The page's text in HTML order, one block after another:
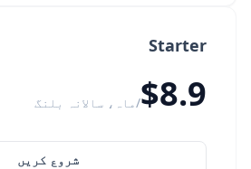
Starter
$8.9/ماہ، سالانہ بلنگ
شروع کریں